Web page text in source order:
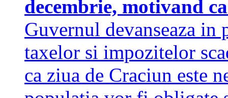
decembrie, motivand
Guvernul devanseaza in
taxelor si impozitelor
ca ziua de Craciun este